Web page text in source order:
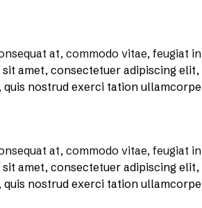
at, commodo vitae, feugiat
amet, consectetuer adipiscing
nostrud exerci tation
at, commodo vitae, feugiat
amet, consectetuer adipiscing
nostrud exerci tation